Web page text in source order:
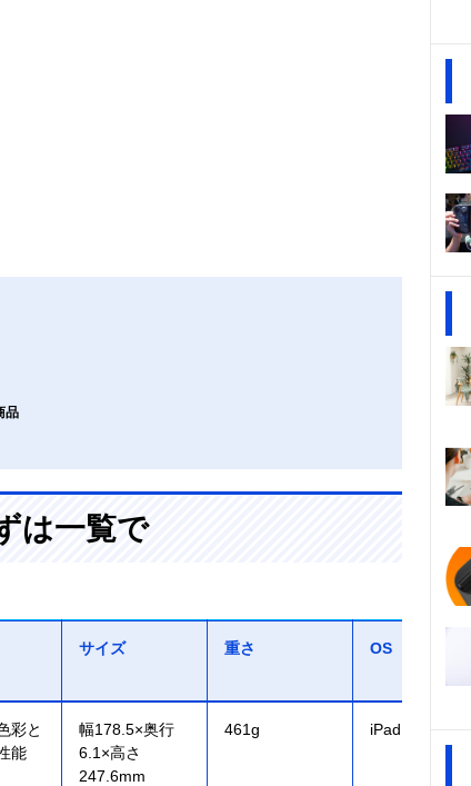
品
は一覧で
サイズ 重さ OS
彩と
能
幅178.5×奥行
6.1×高さ
247.6mm
461g iPad OS 16